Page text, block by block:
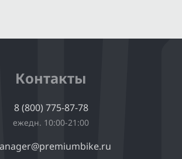
Контакты
8 (800) 775-87-78
ежедн. 10:00-21:00